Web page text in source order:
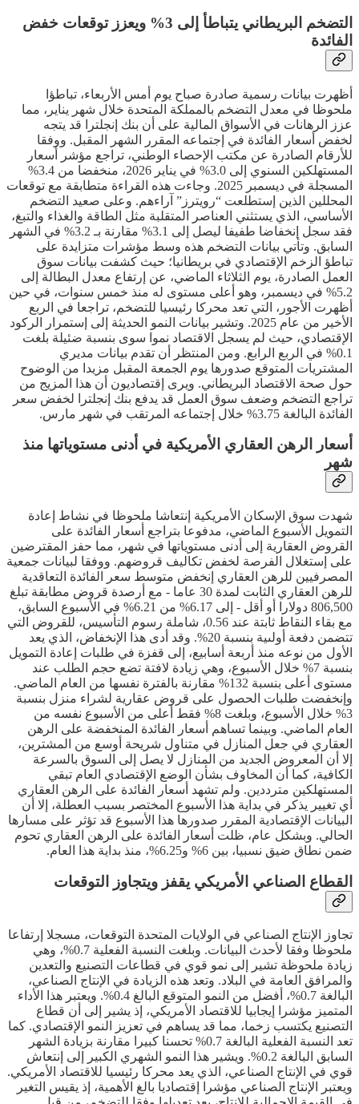
التضخم البريطاني يتباطأ إلى 3% ويعزز توقعات خفض
الفائدة
أظهرت بيانات رسمية صادرة صباح يوم أمس الأربعاء، تباطؤا
ملحوظا في معدل التضخم بالمملكة المتحدة خلال شهر يناير، مما
عزز الرهانات في الأسواق المالية على أن بنك إنجلترا قد يتجه
لخفض أسعار الفائدة في إجتماعه المقرر الشهر المقبل. ووفقا
للأرقام الصادرة عن مكتب الإحصاء الوطني، تراجع مؤشر أسعار
المستهلكين السنوي إلى 3.0% في يناير 2026، منخفضا من 3.4%
المسجلة في ديسمبر 2025. وجاءت هذه القراءة متطابقة مع توقعات
المحللين الذين إستطلعت “رويترز” آراءهم. وعلى صعيد التضخم
الأساسي، الذي يستثني العناصر المتقلبة مثل الطاقة والغذاء والتبغ،
فقد سجل إنخفاضا طفيفا ليصل إلى 3.1% مقارنة بـ 3.2% في الشهر
السابق. وتأتي بيانات التضخم هذه وسط مؤشرات متزايدة على
تباطؤ الزخم الإقتصادي في بريطانيا؛ حيث كشفت بيانات سوق
العمل الصادرة، يوم الثلاثاء الماضي، عن إرتفاع معدل البطالة إلى
5.2% في ديسمبر، وهو أعلى مستوى له منذ خمس سنوات، في حين
أظهرت الأجور، التي تعد محركا رئيسيا للتضخم، تراجعا في الربع
الأخير من عام 2025. وتشير بيانات النمو الحديثة إلى إستمرار الركود
الإقتصادي، حيث لم يسجل الاقتصاد نموا سوى بنسبة ضئيلة بلغت
0.1% في الربع الرابع. ومن المنتظر أن تقدم بيانات مديري
المشتريات المتوقع صدورها يوم الجمعة المقبل مزيدا من الوضوح
حول صحة الاقتصاد البريطاني. ويرى إقتصاديون أن هذا المزيج من
تراجع التضخم وضعف سوق العمل قد يدفع بنك إنجلترا لخفض سعر
الفائدة البالغة 3.75% خلال إجتماعه المرتقب في شهر مارس.
أسعار الرهن العقاري الأمريكية في أدنى مستوياتها منذ
شهر
شهدت سوق الإسكان الأمريكية إنتعاشا ملحوظا في نشاط إعادة
التمويل الأسبوع الماضي، مدفوعا بتراجع أسعار الفائدة على
القروض العقارية إلى أدنى مستوياتها في شهر، مما حفز المقترضين
على إستغلال الفرصة لخفض تكاليف قروضهم. ووفقا لبيانات جمعية
المصرفيين للرهن العقاري إنخفض متوسط سعر الفائدة التعاقدية
للرهن العقاري الثابت لمدة 30 عاما - مع أرصدة قروض مطابقة تبلغ
806,500 دولارا أو أقل - إلى 6.17% من 6.21% في الأسبوع السابق،
مع بقاء النقاط ثابتة عند 0.56، شاملة رسوم التأسيس، للقروض التي
تتضمن دفعة أولىية بنسبة 20%. وقد أدى هذا الإنخفاض، الذي يعد
الأول من نوعه منذ أربعة أسابيع، إلى قفزة في طلبات إعادة التمويل
بنسبة 7% خلال الأسبوع، وهي زيادة لافتة تضع حجم الطلب عند
مستوى أعلى بنسبة 132% مقارنة بالفترة نفسها من العام الماضي.
وإنخفضت طلبات الحصول على قروض عقارية لشراء منزل بنسبة
3% خلال الأسبوع، وبلغت 8% فقط أعلى من الأسبوع نفسه من
العام الماضي. وبينما تساهم أسعار الفائدة المنخفضة على الرهن
العقاري في جعل المنازل في متناول شريحة أوسع من المشترين،
إلا أن المعروض الجديد من المنازل لا يصل إلى السوق بالسرعة
الكافية، كما أن المخاوف بشأن الوضع الإقتصادي العام تبقي
المستهلكين مترددين. ولم تشهد أسعار الفائدة على الرهن العقاري
أي تغيير يذكر في بداية هذا الأسبوع المختصر بسبب العطلة، إلا أن
البيانات الإقتصادية المقرر صدورها هذا الأسبوع قد تؤثر على مسارها
الحالي. وبشكل عام، ظلت أسعار الفائدة على الرهن العقاري تحوم
ضمن نطاق ضيق نسبيا، بين 6% و6.25%، منذ بداية هذا العام.
القطاع الصناعي الأمريكي يقفز ويتجاوز التوقعات
تجاوز الإنتاج الصناعي في الولايات المتحدة التوقعات، مسجلا إرتفاعا
ملحوظا وفقا لأحدث البيانات. وبلغت النسبة الفعلية 0.7%، وهي
زيادة ملحوظة تشير إلى نمو قوي في قطاعات التصنيع والتعدين
والمرافق العامة في البلاد. وتعد هذه الزيادة في الإنتاج الصناعي،
البالغة 0.7%، أفضل من النمو المتوقع البالغ 0.4%. ويعتبر هذا الأداء
المتميز مؤشرا إيجابيا للاقتصاد الأمريكي، إذ يشير إلى أن قطاع
التصنيع يكتسب زخما، مما قد يساهم في تعزيز النمو الإقتصادي. كما
تعد النسبة الفعلية البالغة 0.7% تحسنا كبيرا مقارنة بزيادة الشهر
السابق البالغة 0.2%. ويشير هذا النمو الشهري الكبير إلى إنتعاش
قوي في الإنتاج الصناعي، الذي يعد محركا رئيسيا للاقتصاد الأمريكي.
ويعتبر الإنتاج الصناعي مؤشرا إقتصاديا بالغ الأهمية، إذ يقيس التغير